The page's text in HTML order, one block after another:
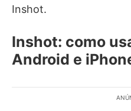
Inshot.
Inshot: como
Android e